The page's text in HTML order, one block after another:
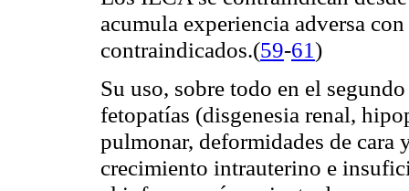
acumula experiencia adversa
contraindicados.(59-61)
Su uso, sobre todo en el
fetopatías (disgenesia renal,
pulmonar, deformidades de
crecimiento intrauterino e